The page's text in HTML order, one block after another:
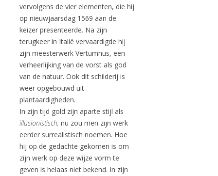
vervolgens de vier elementen, die hij
op nieuwjaarsdag 1569 aan de
keizer presenteerde. Na zijn
terugkeer in Italië vervaardigde hij
zijn meesterwerk Vertumnus, een
verheerlijking van de vorst als god
van de natuur. Ook dit schilderij is
weer opgebouwd uit
plantaardigheden.
In zijn tijd gold zijn aparte stijl als
illusionistisch, nu zou men zijn werk
eerder surrealistisch noemen. Hoe
hij op de gedachte gekomen is om
zijn werk op deze wijze vorm te
geven is helaas niet bekend. In zijn